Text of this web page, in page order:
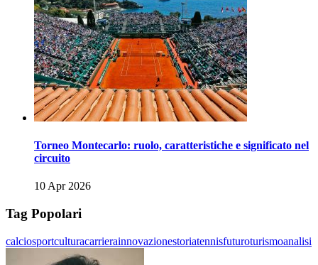
Torneo Montecarlo: ruolo, caratteristiche e significato nel
circuito
10 Apr 2026
Tag Popolari
calciosportculturacarrierainnovazionestoriatennisfuturoturismoanalisi